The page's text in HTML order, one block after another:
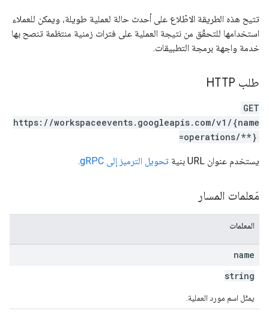
تتيح هذه الطريقة الاطّلاع على أحدث حالة لعملية طويلة، ويمكن للعملاء
استخدامها للتحقّق من نتيجة العملية على فترات زمنية منتظمة تنصح بها
خدمة واجهة برمجة التطبيقات.
طلب HTTP
GET
https://workspaceevents.googleapis.com/v1/{name
=operations/**}
يستخدم عنوان URL بنية تحويل الترميز إلى gRPC .
مَعلمات المسار
المعلمات
name
string
يمثّل اسم مورد العملية.